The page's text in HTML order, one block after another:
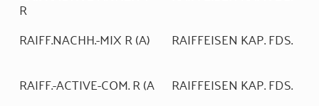
R
RAIFF.NACHH.-MIX R (A)
RAIFFEISEN KAP. FDS.
RAIFF.-ACTIVE-COM. R (A
RAIFFEISEN KAP. FDS.